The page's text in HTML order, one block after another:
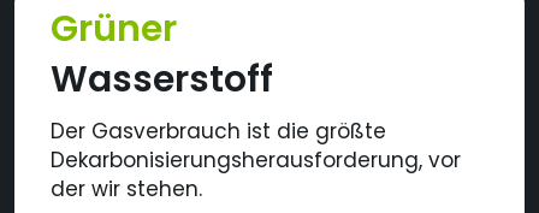
Grüner
Wasserstoff
Der Gasverbrauch ist die größte
Dekarbonisierungsherausforderung, vor
der wir stehen.